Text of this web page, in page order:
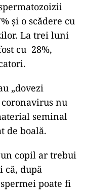
și o scădere cu
La trei luni
cu 28%,
„dovezi
nu
seminal
de boală.
un copil ar trebui
că, după
poate fi